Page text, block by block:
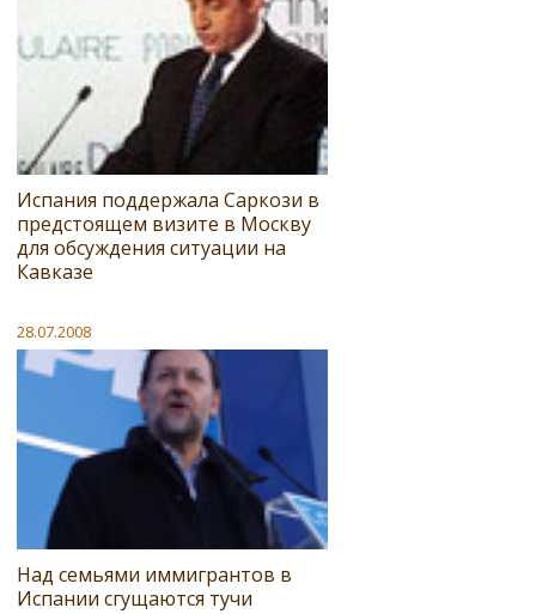
Испания поддержала Саркози в
предстоящем визите в Москву
для обсуждения ситуации на
Кавказе
28.07.2008
Над семьями иммигрантов в
Испании сгущаются тучи